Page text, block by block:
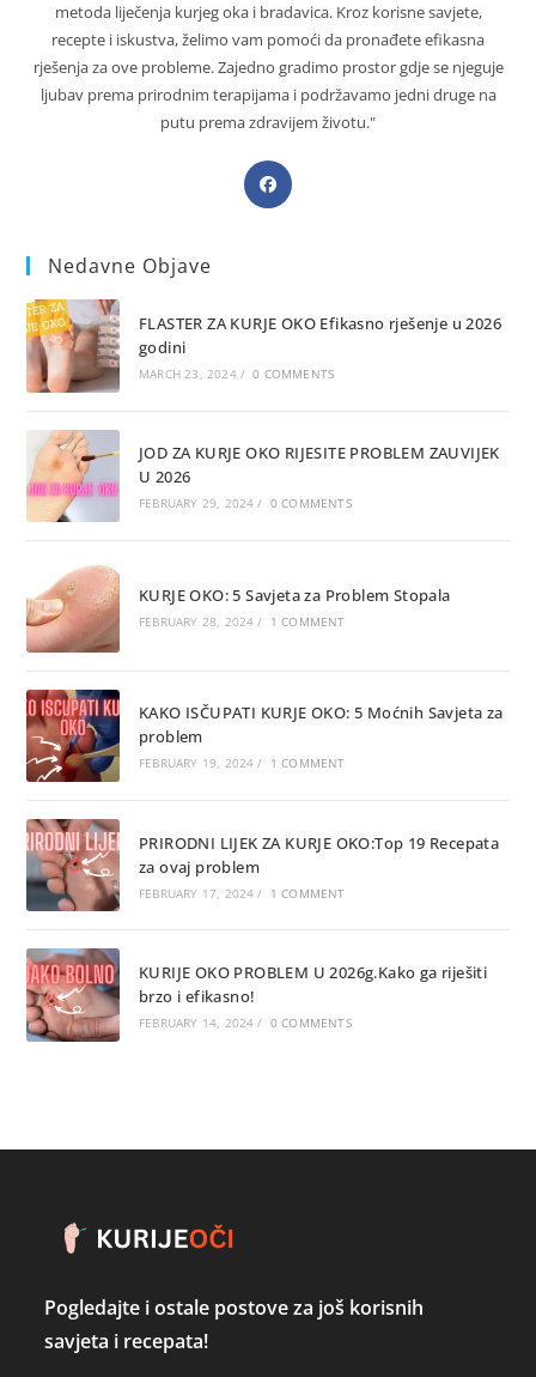
metoda liječenja kurjeg oka i bradavica. Kroz korisne savjete,
recepte i iskustva, želimo vam pomoći da pronađete efikasna
rješenja za ove probleme. Zajedno gradimo prostor gdje se njeguje
ljubav prema prirodnim terapijama i podržavamo jedni druge na
putu prema zdravijem životu."
Opens
Nedavne Objave
FLASTER ZA KURJE OKO Efikasno rješenje u 2026
godini
MARCH 23, 2024 / 0 COMMENTS
JOD ZA KURJE OKO RIJESITE PROBLEM ZAUVIJEK
U 2026
FEBRUARY 29, 2024 / 0 COMMENTS
KURJE OKO: 5 Savjeta za Problem Stopala
FEBRUARY 28, 2024 / 1 COMMENT
KAKO ISČUPATI KURJE OKO: 5 Moćnih Savjeta za
problem
FEBRUARY 19, 2024 / 1 COMMENT
PRIRODNI LIJEK ZA KURJE OKO:Top 19 Recepata
za ovaj problem
FEBRUARY 17, 2024 / 1 COMMENT
KURIJE OKO PROBLEM U 2026g.Kako ga riješiti
brzo i efikasno!
FEBRUARY 14, 2024 / 0 COMMENTS
Pogledajte i ostale postove za još korisnih
savjeta i recepata!